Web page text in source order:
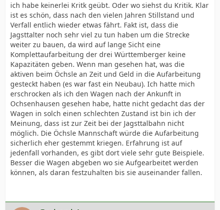
Umstände und die Mannschaft hat trotzdem
angepackt und das Geleistete bis zu jetzigen Zustand
kann sich sehen lassen. Deshalb sage ich vielen Dank
für Euren Einsatz Mitarbeiter der neuen Jagsttalbahn.
!!!alles Ehrenamtler!!!.
Denkt bitte daran das derlei Kritik auch verletzen und
die erbrachte Leistung bisher, herabwürdigen kann.
Gruß Gerhard.
ich habe keinerlei Kritk geübt. Oder wo siehst du Kritik. Klar
ist es schön, dass nach den vielen Jahren Stillstand und
Verfall entlich wieder etwas fährt. Fakt ist, dass die
Jagsttalter noch sehr viel zu tun haben um die Strecke
weiter zu bauen, da wird auf lange Sicht eine
Komplettaufarbeitung der drei Württemberger keine
Kapazitäten geben. Wenn man gesehen hat, was die
aktiven beim Öchsle an Zeit und Geld in die Aufarbeitung
gesteckt haben (es war fast ein Neubau). Ich hatte mich
erschrocken als ich den Wagen nach der Ankunft in
Ochsenhausen gesehen habe, hatte nicht gedacht das der
Wagen in solch einen schlechten Zustand ist bin ich der
Meinung, dass ist zur Zeit bei der Jagsttalbahn nicht
möglich. Die Öchsle Mannschaft würde die Aufarbeitung
sicherlich eher gestemmt kriegen. Erfahrung ist auf
jedenfall vorhanden, es gibt dort viele sehr gute Beispiele.
Besser die Wagen abgeben wo sie Aufgearbeitet werden
können, als daran festzuhalten bis sie auseinander fallen.